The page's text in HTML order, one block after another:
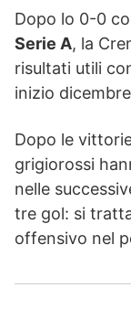
Dopo lo 0-0
Serie A, la
risultati utili
inizio
Dopo le
grigiorossi
nelle
tre gol: si
offensivo nel